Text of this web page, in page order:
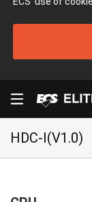
HDC-I(V1.0)